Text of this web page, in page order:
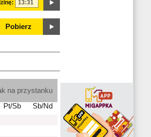
Pobierz
na przystanku
Pt/Sb
Sb/Nd